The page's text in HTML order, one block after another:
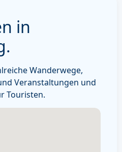
in
Wanderwege,
Veranstaltungen und
Touristen.